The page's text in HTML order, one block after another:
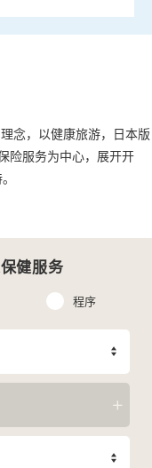
念，以健康旅游，日本版
险服务为中心，展开开
健服务
程序